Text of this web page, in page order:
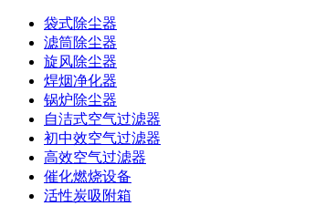
袋式除尘器
滤筒除尘器
旋风除尘器
焊烟净化器
锅炉除尘器
自洁式空气过滤器
初中效空气过滤器
高效空气过滤器
催化燃烧设备
活性炭吸附箱